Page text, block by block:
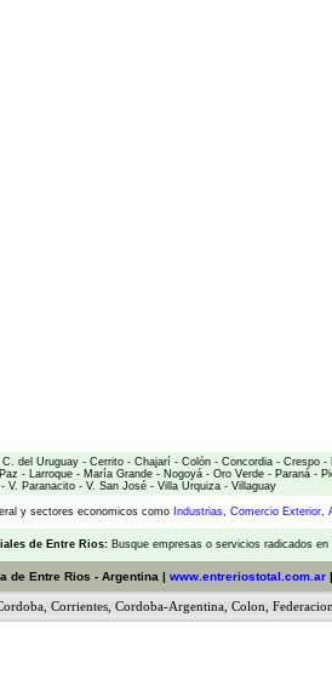
C. del Uruguay - Cerrito - Chajarí - Colón - Concordia - Crespo -
- Larroque - María Grande - Nogoyá - Oro Verde - Paraná -
- V. Paranacito - V. San José - Villa Urquiza - Villaguay
y sectores economicos como Industrias, Comercio Exterior,
de Entre Rios: Busque empresas o servicios radicados
de Entre Rios - Argentina | www.entreriostotal.com.ar
Corrientes Cordoba-Argentina Colon